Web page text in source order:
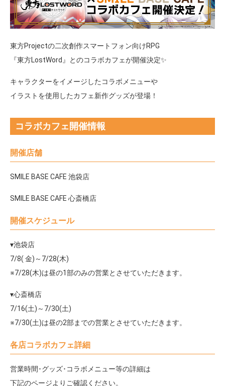
東方Projectの二次創作スマートフォン向けRPG
『東方LostWord』とのコラボカフェが開催決定✨
キャラクターをイメージしたコラボメニューや
イラストを使用したカフェ新作グッズが登場！
コラボカフェ開催情報
開催店舗
SMILE BASE CAFE 池袋店
SMILE BASE CAFE 心斎橋店
開催スケジュール
▾池袋店
7/8( 金)～7/28(木)
※7/28(木)は昼の1部のみの営業とさせていただきます。
▾心斎橋店
7/16(土)～7/30(土)
※7/30(土)は昼の2部までの営業とさせていただきます。
各店コラボカフェ詳細
営業時間･グッズ･コラボメニュー等の詳細は
下記のページよりご確認ください。